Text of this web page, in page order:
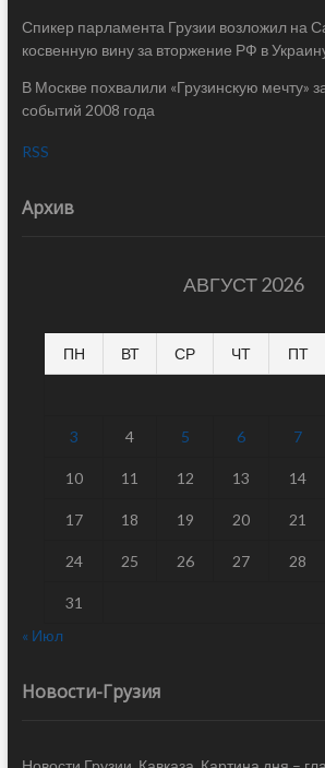
Спикер парламента Грузии возложил на
косвенную вину за вторжение РФ в
В Москве похвалили «Грузинскую мечту»
событий 2008 года
RSS
Архив
АВГУСТ 2026
ПН ВТ СР ЧТ ПТ
3 4 5 6 7
10 11 12 13 14
17 18 19 20 21
24 25 26 27 28
31
« Июл
Новости-Грузия